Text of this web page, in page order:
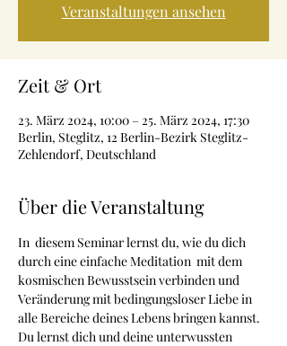
Veranstaltungen ansehen
Zeit & Ort
23. März 2024, 10:00 – 25. März 2024, 17:30
Berlin, Steglitz, 12 Berlin-Bezirk Steglitz-
Zehlendorf, Deutschland
Über die Veranstaltung
In  diesem Seminar lernst du, wie du dich
durch eine einfache Meditation  mit dem
kosmischen Bewusstsein verbinden und
Veränderung mit bedingungsloser Liebe in
alle Bereiche deines Lebens bringen kannst.
Du lernst dich und deine unterwussten